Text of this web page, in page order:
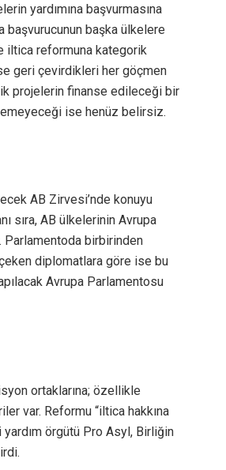
yardımına başvurmasına
başvurucunun başka ülkelere
iltica reformuna kategorik
geri çevirdikleri her göçmen
projelerin finanse edileceği bir
ise henüz belirsiz.
AB Zirvesi’nde konuyu
sıra, AB ülkelerinin Avrupa
Parlamentoda birbirinden
diplomatlara göre ise bu
Avrupa Parlamentosu
ortaklarına; özellikle
var. Reformu “iltica hakkına
örgütü Pro Asyl, Birliğin